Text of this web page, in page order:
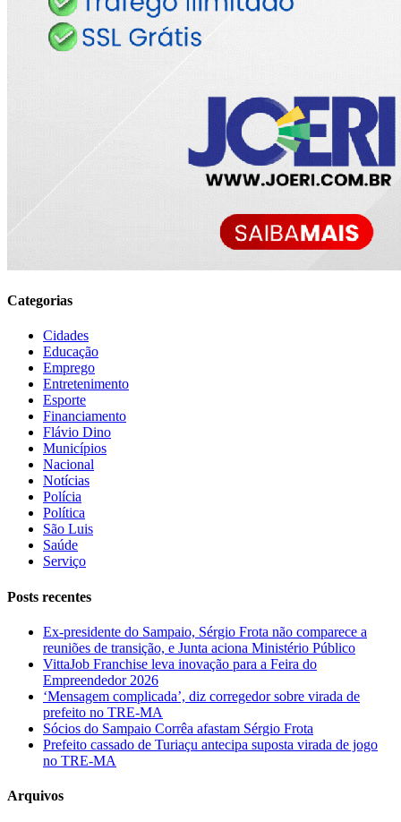
Categorias
Cidades
Educação
Emprego
Entretenimento
Esporte
Financiamento
Flávio Dino
Municípios
Nacional
Notícias
Polícia
Política
São Luis
Saúde
Serviço
Posts recentes
Ex-presidente do Sampaio, Sérgio Frota não comparece a
reuniões de transição, e Junta aciona Ministério Público
VittaJob Franchise leva inovação para a Feira do
Empreendedor 2026
‘Mensagem complicada’, diz corregedor sobre virada de
prefeito no TRE-MA
Sócios do Sampaio Corrêa afastam Sérgio Frota
Prefeito cassado de Turiaçu antecipa suposta virada de jogo
no TRE-MA
Arquivos